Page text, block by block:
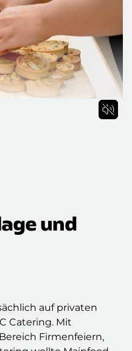
und
auf privaten
Catering. Mit
Firmenfeiern,